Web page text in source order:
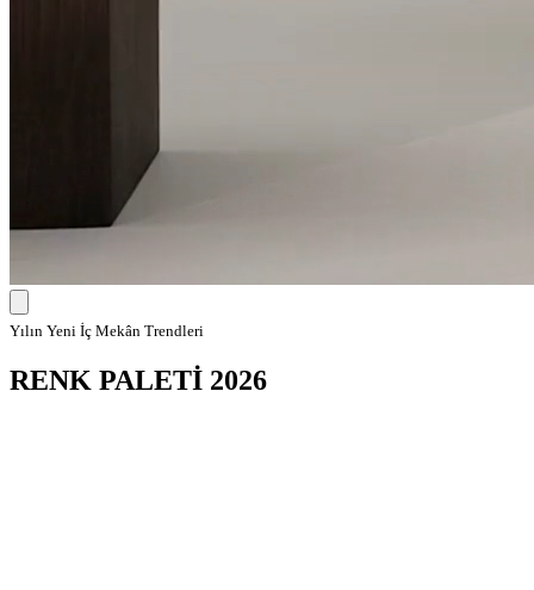
Yılın Yeni İç Mekân Trendleri
RENK PALETİ 2026